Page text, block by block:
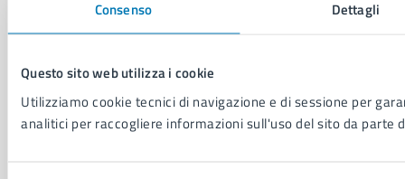
Consenso Dettagli
Questo sito web utilizza i cookie
Utilizziamo cookie tecnici di navigazione e di sessione per
analitici per raccogliere informazioni sull'uso del sito da parte
LEI: 8156007FF4DEB97ABA09
PEC:urp@pec.comune.napoli.it
Centralino unico:0817951111
Leggi le FAQ